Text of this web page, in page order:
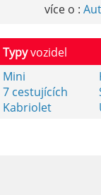
více o :
Typyvozidel
Mini
7 cestujících
Kabriolet